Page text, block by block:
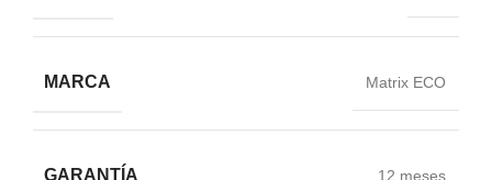
MARCA Matrix ECO
GARANTÍA 12 meses